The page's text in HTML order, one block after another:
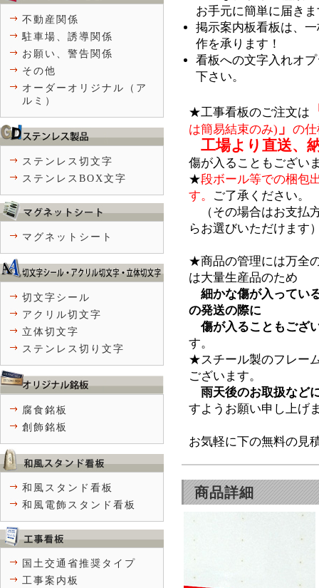
お手元に簡単に届き
掲示案内板看板は、
作を承ります！
看板への文字入れオ
下さい。
★工事看板のご注文は
は簡易結束のみ) 」 の
工場より 直送、
傷が入ることもござい
★段ボール等での梱包
す。
ご了承ください。
（その場合はお支
らお選びいただけます
★商品の管理には万全
は大量生産品のため
細かな傷が入ってい
の発送の際に
＿傷が入ることもござ
す。
★スチール製のフレー
ございます。
雨天後のお取扱など
すようお願い申し上げ
お気軽に下の無料の見
商品詳細
不動産関係
駐車場、誘導関係
お願い、警告関係
その他
オーダーオリジナル（ア
ルミ）
ステンレス切文字
ステンレスBOX文字
マグネットシート
切文字シール
アクリル切文字
立体切文字
ステンレス切り文字
腐食銘板
創飾銘板
和風スタンド看板
和風電飾スタンド看板
国土交通省推奨タイプ
工事案内板